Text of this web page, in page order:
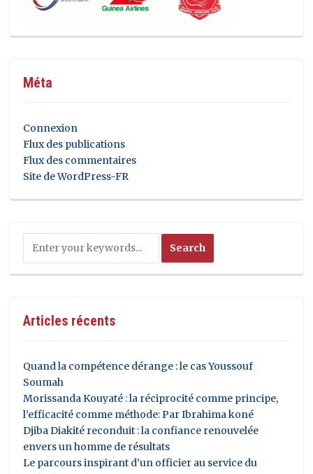
Méta
Connexion
Flux des publications
Flux des commentaires
Site de WordPress-FR
Articles récents
Quand la compétence dérange : le cas Youssouf
Soumah
Morissanda Kouyaté : la réciprocité comme principe,
l’efficacité comme méthode: Par Ibrahima koné
Djiba Diakité reconduit : la confiance renouvelée
envers un homme de résultats
Le parcours inspirant d’un officier au service du